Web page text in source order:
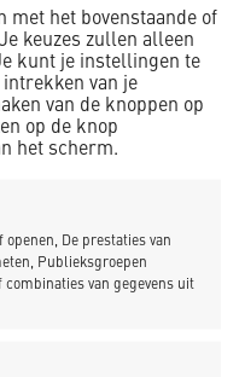
met het bovenstaande of
keuzes zullen alleen
kunt je instellingen te
van je
van de knoppen op
op de knop
het scherm.
openen, De prestaties van
Publieksgroepen
combinaties van gegevens uit